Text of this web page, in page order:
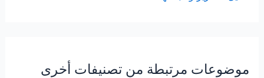
موضوعات مرتبطة من تصنيفات أخرى